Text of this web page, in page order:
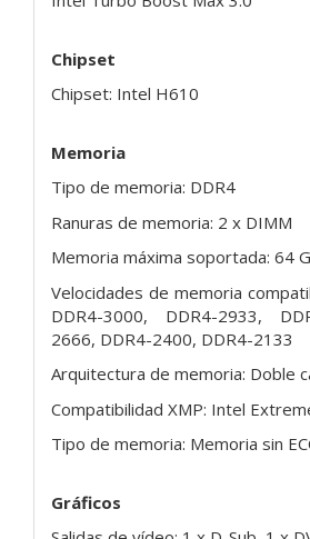
Chipset
Chipset: Intel H610
Memoria
Tipo de memoria: DDR4
Ranuras de memoria: 2 x DIMM
Memoria máxima soportada: 64
Velocidades de memoria
DDR4-3000, DDR4-2933,
2666, DDR4-2400, DDR4-2133
Arquitectura de memoria: Doble
Compatibilidad XMP: Intel
Tipo de memoria: Memoria sin
Gráficos